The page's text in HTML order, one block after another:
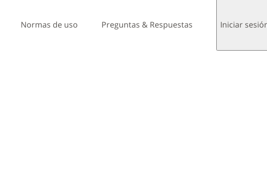
Normas de uso Preguntas & Respuestas Iniciar